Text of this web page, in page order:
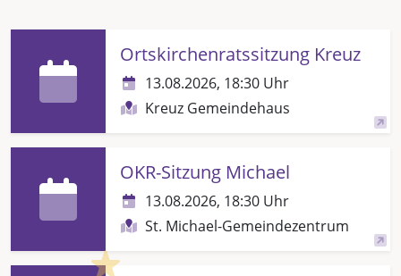
Ortskirchenratssitzung Kreuz
13.08.2026, 18:30 Uhr
Kreuz Gemeindehaus
OKR-Sitzung Michael
13.08.2026, 18:30 Uhr
St. Michael-Gemeindezentrum
Highlight